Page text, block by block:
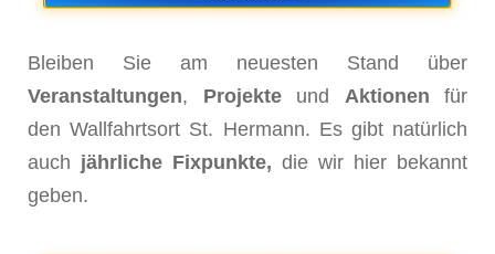
Bleiben Sie am neuesten Stand über
Veranstaltungen, Projekteund Aktionen für
den Wallfahrtsort St. Hermann. Es gibt natürlich
auch jährliche Fixpunkte, die wir hier bekannt
geben.